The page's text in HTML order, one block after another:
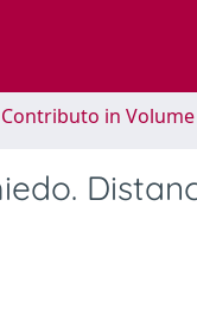
in Volume